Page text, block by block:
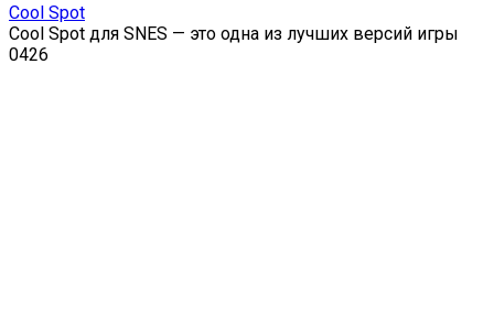
Cool Spot
Cool Spot для SNES — это одна из лучших версий игры
0426